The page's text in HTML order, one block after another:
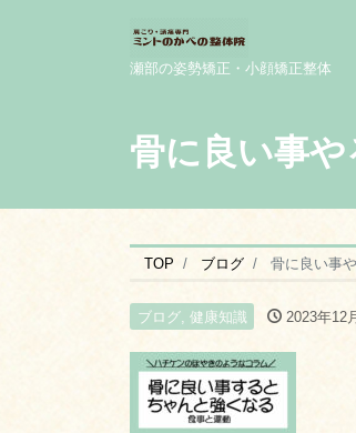
瀬部の姿勢矯正・小顔矯正整体
骨に良い事や
TOP ブログ 骨に良い事
ブログ, 健康知識 2023年12